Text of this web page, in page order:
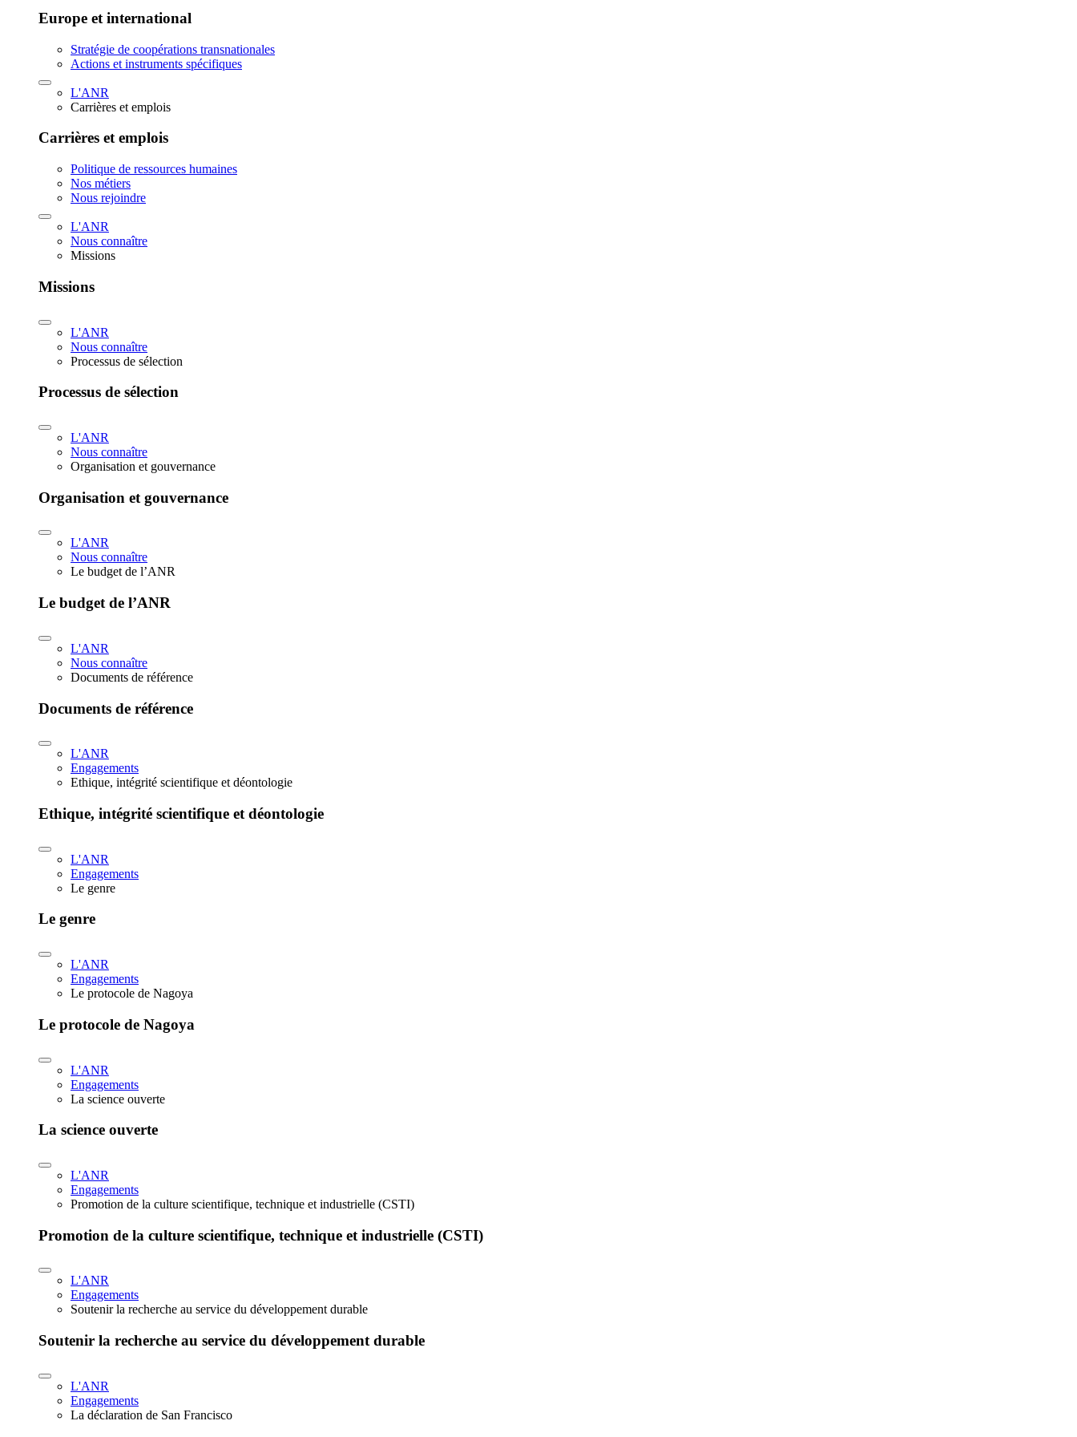
Europe et international
Stratégie de coopérations transnationales
Actions et instruments spécifiques
L'ANR
Carrières et emplois
Carrières et emplois
Politique de ressources humaines
Nos métiers
Nous rejoindre
L'ANR
Nous connaître
Missions
Missions
L'ANR
Nous connaître
Processus de sélection
Processus de sélection
L'ANR
Nous connaître
Organisation et gouvernance
Organisation et gouvernance
L'ANR
Nous connaître
Le budget de l’ANR
Le budget de l’ANR
L'ANR
Nous connaître
Documents de référence
Documents de référence
L'ANR
Engagements
Ethique, intégrité scientifique et déontologie
Ethique, intégrité scientifique et déontologie
L'ANR
Engagements
Le genre
Le genre
L'ANR
Engagements
Le protocole de Nagoya
Le protocole de Nagoya
L'ANR
Engagements
La science ouverte
La science ouverte
L'ANR
Engagements
Promotion de la culture scientifique, technique et industrielle (CSTI)
Promotion de la culture scientifique, technique et industrielle (CSTI)
L'ANR
Engagements
Soutenir la recherche au service du développement durable
Soutenir la recherche au service du développement durable
L'ANR
Engagements
La déclaration de San Francisco